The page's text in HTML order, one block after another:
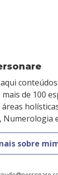
de 100
sobre